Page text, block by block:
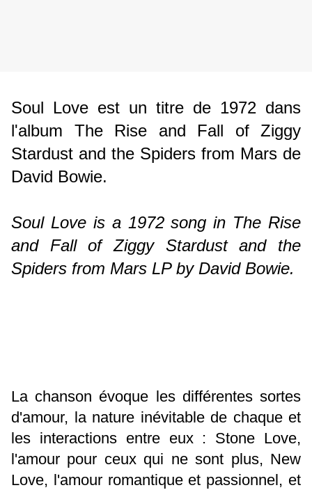
Soul Love est un titre de 1972 dans
l'album The Rise and Fall of Ziggy
Stardust and the Spiders from Mars de
David Bowie.
Soul Love is a 1972 song in The Rise
and Fall of Ziggy Stardust and the
Spiders from Mars LP by David Bowie.
La chanson évoque les différentes sortes
d'amour, la nature inévitable de chaque et
les interactions entre eux : Stone Love,
l'amour pour ceux qui ne sont plus, New
Love, l'amour romantique et passionnel, et